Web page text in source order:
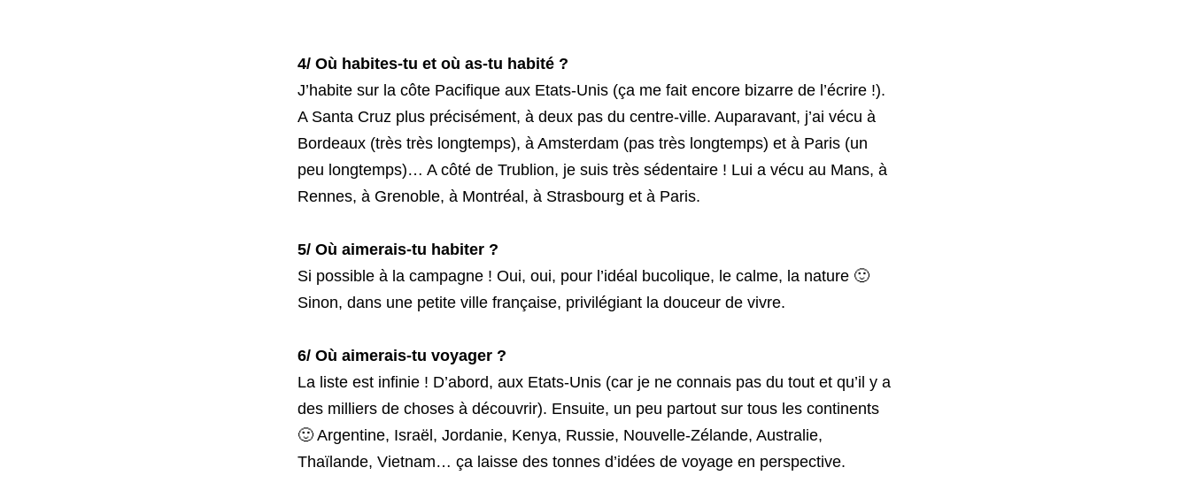
4/ Où habites-tu et où as-tu habité ?
J’habite sur la côte Pacifique aux Etats-Unis (ça me fait encore bizarre de l’écrire !).
A Santa Cruz plus précisément, à deux pas du centre-ville. Auparavant, j’ai vécu à
Bordeaux (très très longtemps), à Amsterdam (pas très longtemps) et à Paris (un
peu longtemps)… A côté de Trublion, je suis très sédentaire ! Lui a vécu au Mans, à
Rennes, à Grenoble, à Montréal, à Strasbourg et à Paris.
5/ Où aimerais-tu habiter ?
Si possible à la campagne ! Oui, oui, pour l’idéal bucolique, le calme, la nature 🙂
Sinon, dans une petite ville française, privilégiant la douceur de vivre.
6/ Où aimerais-tu voyager ?
La liste est infinie ! D’abord, aux Etats-Unis (car je ne connais pas du tout et qu’il y a
des milliers de choses à découvrir). Ensuite, un peu partout sur tous les continents
🙂 Argentine, Israël, Jordanie, Kenya, Russie, Nouvelle-Zélande, Australie,
Thaïlande, Vietnam… ça laisse des tonnes d’idées de voyage en perspective.